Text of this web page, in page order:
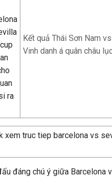
Kết quả Thái Sơn Nam
Vinh danh á quân châu
đáng chú ý giữa Barcelona